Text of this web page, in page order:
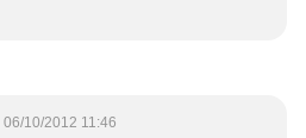
06/10/2012 11:46